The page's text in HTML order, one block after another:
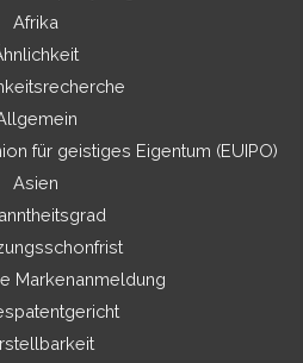
Afrika
für geistiges Eigentum (EUIPO)
Asien
Markenanmeldung